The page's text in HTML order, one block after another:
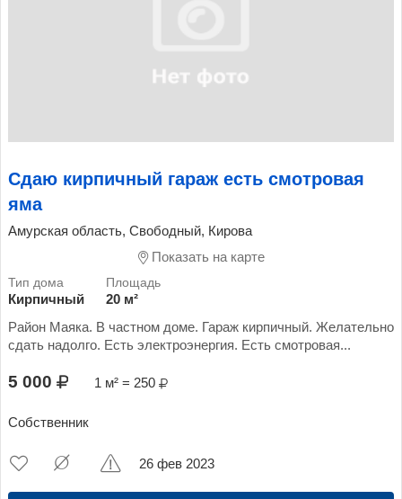
Сдаю кирпичный гараж есть смотровая
яма
Амурская область, Свободный, Кирова
Показать на карте
Кирпичный
20 м²
Район Маяка. В частном доме. Гараж кирпичный. Желательно
сдать надолго. Есть электроэнергия. Есть смотровая...
5 000 1 м² = 250
Собственник
26 фев 2023